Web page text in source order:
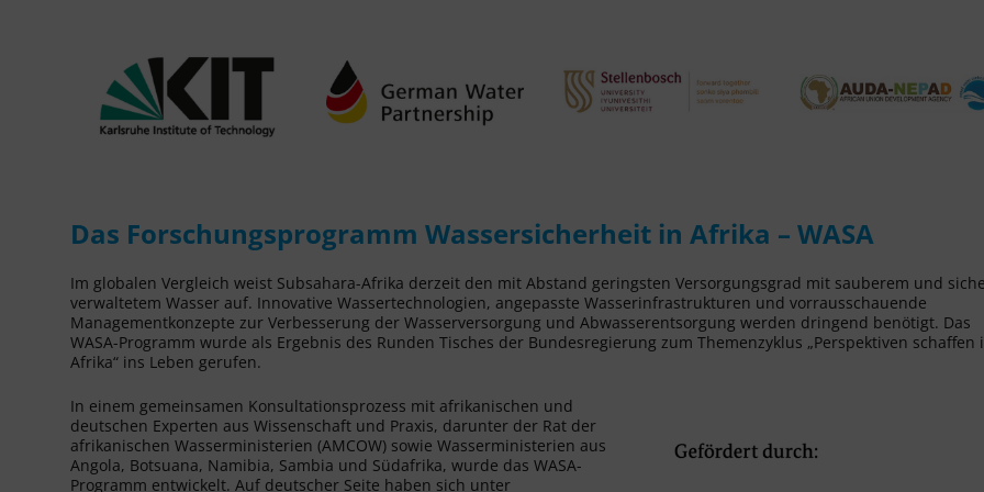
Das Forschungsprogramm Wassersicherheit in Afrika – WASA
Im globalen Vergleich weist Subsahara-Afrika derzeit den mit Abstand geringsten Versorgungsgrad mit sauberem und
verwaltetem Wasser auf. Innovative Wassertechnologien, angepasste Wasserinfrastrukturen und vorrausschauende
Managementkonzepte zur Verbesserung der Wasserversorgung und Abwasserentsorgung werden dringend benötigt. Das
WASA-Programm wurde als Ergebnis des Runden Tisches der Bundesregierung zum Themenzyklus „Perspektiven schaffen
Afrika“ ins Leben gerufen.
In einem gemeinsamen Konsultationsprozess mit afrikanischen und
deutschen Experten aus Wissenschaft und Praxis, darunter der Rat der
afrikanischen Wasserministerien (AMCOW) sowie Wasserministerien aus
Angola, Botsuana, Namibia, Sambia und Südafrika, wurde das WASA-
Programm entwickelt. Auf deutscher Seite haben sich unter